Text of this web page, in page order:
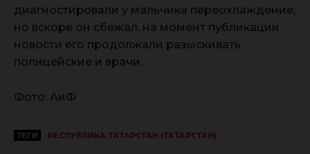
диагностировали у мальчика переохлаждение,
но вскоре он сбежал, на момент публикации
новости его продолжали разыскивать
полицейские и врачи.
Фото: АиФ
ТЕГИ РЕСПУБЛИКА ТАТАРСТАН (ТАТАРСТАН)